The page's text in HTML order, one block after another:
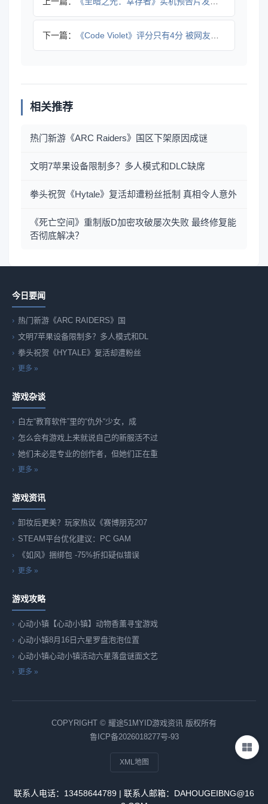
下一篇： 《Code Violet》评分只有4分 被网友戏称最烂PS5
相关推荐
热门新游《ARC Raiders》国区下架原因成谜
文明7苹果设备限制多？多人模式和DLC缺席
拳头祝贺《Hytale》复活却遭粉丝抵制 真相令人意外
《死亡空间》重制版D加密攻破屡次失败 最终修复能
否彻底解决？
今日要闻
热门新游《ARC RAIDERS》国
文明7苹果设备限制多？多人模式和DL
拳头祝贺《HYTALE》复活却遭粉丝
更多 »
游戏杂谈
白左“教育软件”里的“仇外“少女，成
怎么会有游戏上来就说自己的新服活不过
她们未必是专业的创作者，但她们正在重
更多 »
游戏资讯
卸妆后更美？玩家热议《赛博朋克207
STEAM平台优化建议：PC GAM
《如风》捆绑包 -75%折扣疑似错误
更多 »
游戏攻略
心动小镇【心动小镇】动物香薰寻宝游戏
心动小镇8月16日六星罗盘泡泡位置
心动小镇心动小镇活动六星落盘谜面文艺
更多 »
COPYRIGHT © 耀途51MYID游戏资讯 版权所有
鲁ICP备2026018277号-93
XML地图
联系人电话：13458644789 | 联系人邮箱：DAHOUGEIBNG@16